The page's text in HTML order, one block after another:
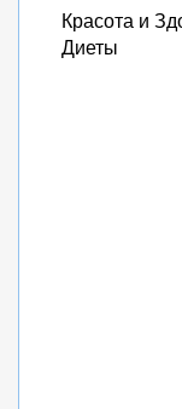
Красота и
Диеты